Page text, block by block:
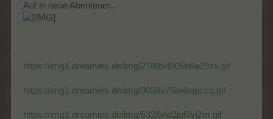
Auf in neue Abenteuer...
https://img1.dreamies.de/img/278/b/4905b6a29zx.gif
https://img1.dreamies.de/img/303/b/76lo4rqpccq.gif
https://img1.dreamies.de/img/632/b/jd2juf3yj2m.gif